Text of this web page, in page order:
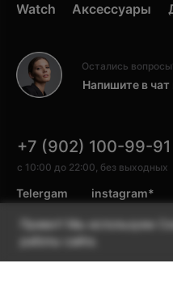
Watch
Аксессуары
с 10:00 до 22:00, без выходных
+7 (902) 100-99-91
Telergam instagram*
Остались
Напишите в
Привет! Мы используем
работы сайта.